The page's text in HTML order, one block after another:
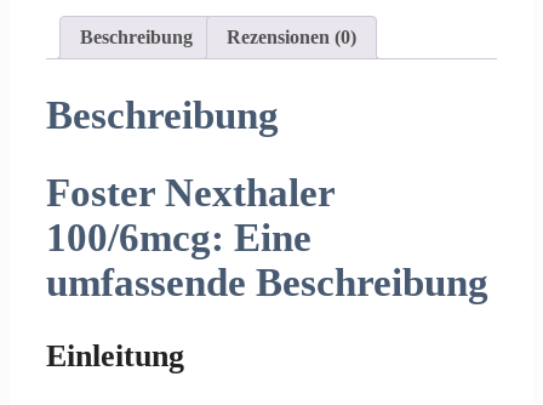
Beschreibung Rezensionen (0)
Beschreibung
Foster Nexthaler
100/6mcg: Eine
umfassende Beschreibung
Einleitung